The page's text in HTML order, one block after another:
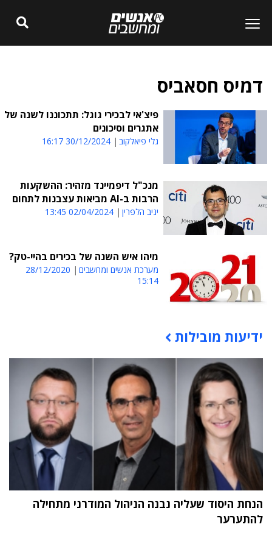
דמיס חסאביס
פיצ'אי לבכירי גוגל: תתכוננו לשנה של
אתגרים וסיכונים
גלי פיאלקוב 30/12/2024 16:17
מנכ"ל דיפמיינד מזהיר: ההשקעות
הרבות ב-AI מביאות עצבנות לתחום
יניב הלפרין 02/04/2024 13:45
מיהו איש השנה של בכירים בהיי-טק?
מערכת אנשים ומחשבים
28/12/2020
15:14
תוכן פרסומי
ידיעות מובילות
הנחת היסוד שעליה נבנה הניהול המודרני מתחילה
להתערער